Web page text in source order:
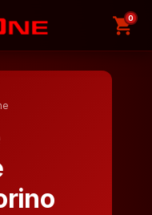
shopping_cart
0